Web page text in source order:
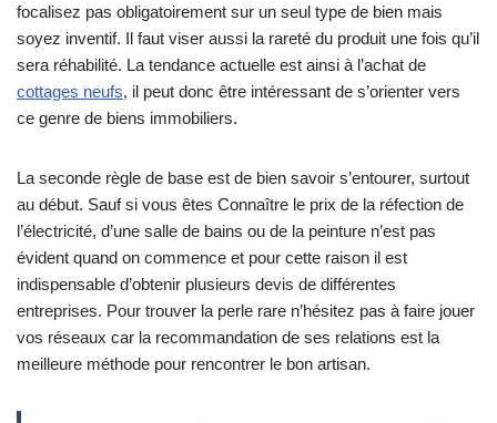
focalisez pas obligatoirement sur un seul type de bien mais
soyez inventif. Il faut viser aussi la rareté du produit une fois qu’il
sera réhabilité. La tendance actuelle est ainsi à l’achat de
cottages neufs, il peut donc être intéressant de s’orienter vers
ce genre de biens immobiliers.
La seconde règle de base est de bien savoir s’entourer, surtout
au début. Sauf si vous êtes Connaître le prix de la réfection de
l’électricité, d’une salle de bains ou de la peinture n’est pas
évident quand on commence et pour cette raison il est
indispensable d’obtenir plusieurs devis de différentes
entreprises. Pour trouver la perle rare n’hésitez pas à faire jouer
vos réseaux car la recommandation de ses relations est la
meilleure méthode pour rencontrer le bon artisan.